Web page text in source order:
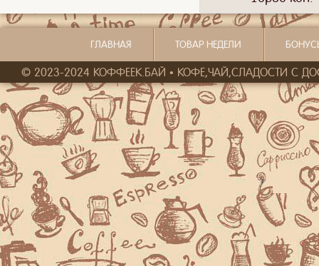
ГЛАВНАЯ ТОВАР НЕДЕЛИ
© 2023-2024 КОФФЕЕК.БАЙ • КОФЕ,ЧАЙ,СЛАДОСТИ С